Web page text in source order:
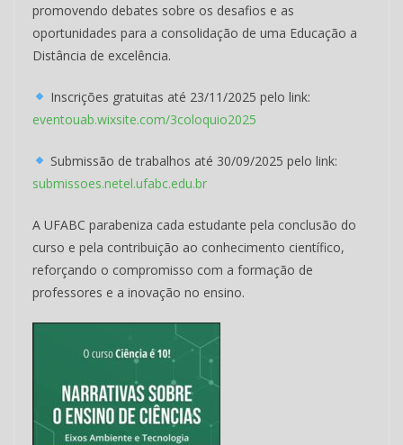
promovendo debates sobre os desafios e as
oportunidades para a consolidação de uma Educação a
Distância de excelência.
Inscrições gratuitas até 23/11/2025 pelo link:
eventouab.wixsite.com/3coloquio2025
Submissão de trabalhos até 30/09/2025 pelo link:
submissoes.netel.ufabc.edu.br
A UFABC parabeniza cada estudante pela conclusão do
curso e pela contribuição ao conhecimento científico,
reforçando o compromisso com a formação de
professores e a inovação no ensino.